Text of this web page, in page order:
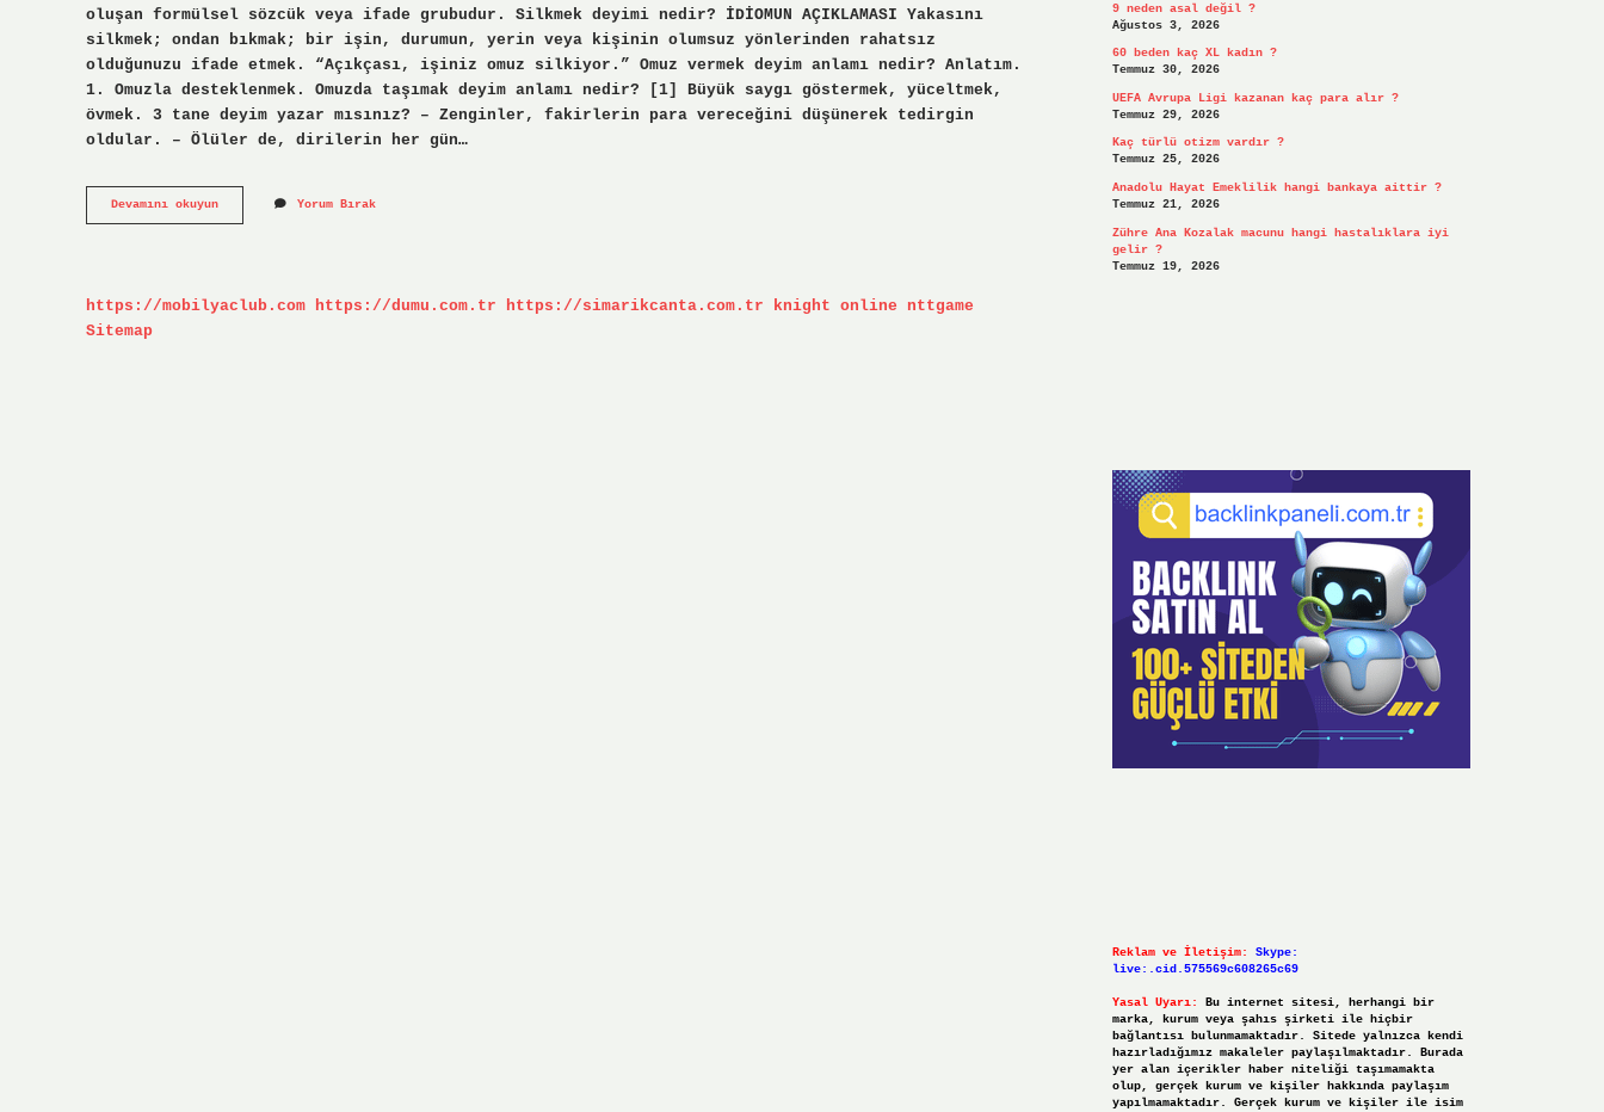
oluşan formülsel sözcük veya ifade grubudur. Silkmek deyimi nedir? İDİOMUN AÇIKLAMASI Yakasını
silkmek; ondan bıkmak; bir işin, durumun, yerin veya kişinin olumsuz yönlerinden rahatsız
olduğunuzu ifade etmek. “Açıkçası, işiniz omuz silkiyor.” Omuz vermek deyim anlamı nedir? Anlatım.
1. Omuzla desteklenmek. Omuzda taşımak deyim anlamı nedir? [1] Büyük saygı göstermek, yüceltmek,
övmek. 3 tane deyim yazar mısınız? – Zenginler, fakirlerin para vereceğini düşünerek tedirgin
oldular. – Ölüler de, dirilerin her gün…
Devamını okuyunOmuz
Silkmek
Nedir
Yorum Bırak
https://mobilyaclub.com https://dumu.com.tr https://simarikcanta.com.tr knight online
nttgame
Sitemap
9 neden asal değil ?
Ağustos 3, 2026
60 beden kaç XL kadın ?
Temmuz 30, 2026
UEFA Avrupa Ligi kazanan kaç para alır ?
Temmuz 29, 2026
Kaç türlü otizm vardır ?
Temmuz 25, 2026
Anadolu Hayat Emeklilik hangi bankaya aittir ?
Temmuz 21, 2026
Zühre Ana Kozalak macunu hangi hastalıklara iyi
gelir ?
Temmuz 19, 2026
Reklam ve İletişim:
Skype:
live:.cid.575569c608265c69
Yasal Uyarı:
Bu internet sitesi, herhangi bir
marka, kurum veya şahıs şirketi ile hiçbir
bağlantısı bulunmamaktadır. Sitede yalnızca kendi
hazırladığımız makaleler paylaşılmaktadır. Burada
yer alan içerikler haber niteliği taşımamakta
olup, gerçek kurum ve kişiler hakkında paylaşım
yapılmamaktadır. Gerçek kurum ve kişiler ile isim